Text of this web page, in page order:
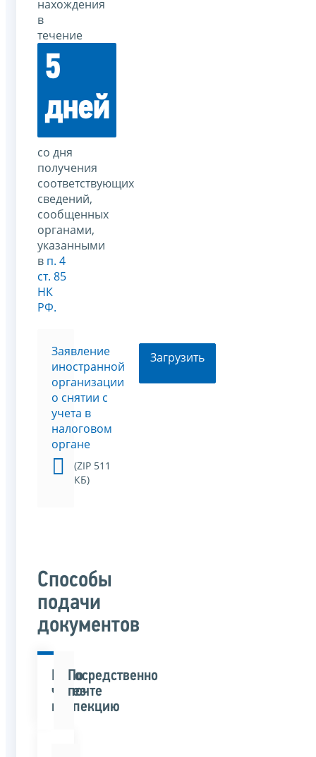
нахождения
в
течение
5
дней
со дня
получения
соответствующих
сведений,
сообщенных
органами,
указанными
в п. 4
ст. 85
НК
РФ.
Заявление
иностранной
организации
о снятии с
учета в
налоговом
органе
(ZIP 511
КБ)
Загрузить
Способы
подачи
документов
Непосредственно
через
инспекцию
По
почте